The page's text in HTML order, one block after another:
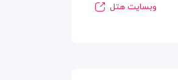
وبسایت هتل